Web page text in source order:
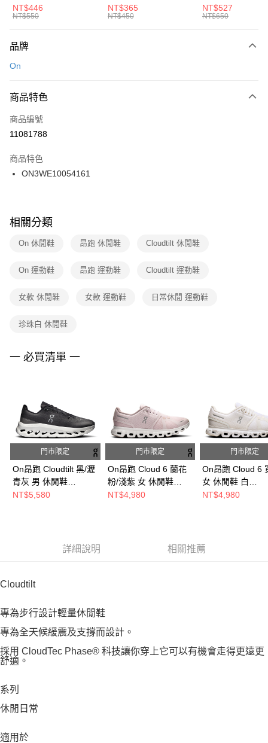
中統襪 FZ3393100
NT$446
NT$550
EMBRDY 男女 短統襪
FZ3073133
NT$365
NT$450
BA5871010
NT$527
NT$650
品牌
On
商品特色
商品編號
11081788
商品特色
ON3WE10054161
相關分類
On 休閒鞋 昂跑 休閒鞋 Cloudtilt 休閒鞋
On 運動鞋 昂跑 運動鞋 Cloudtilt 運動鞋
女款 休閒鞋 女款 運動鞋 日常休閒 運動鞋
珍珠白 休閒鞋
一 必買清單 一
門市限定
On昂跑 Cloudtilt 黑/瀝
青灰 男 休閒鞋
ON3ME10100397
NT$5,580
門市限定
On昂跑 Cloud 6 蘭花
粉/淺紫 女 休閒鞋
ON3WF10064296
NT$4,980
門市限定
On昂跑 Cloud 6
女 休閒鞋 白
NT$4,980
詳細說明 相關推薦
Cloudtilt
專為步行設計輕量休閒鞋
專為全天候緩震及支撐而設計。
採用 CloudTec Phase® 科技讓你穿上它可以有機會走得更遠更
舒適。
系列
休閒日常
適用於